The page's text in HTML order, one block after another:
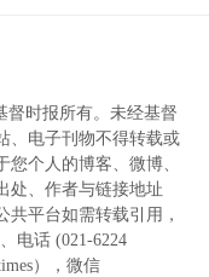
督时报所有。未经基督
、电子刊物不得转载或
个人的博客、微博、
处、作者与链接地址
共平台如需转载引用，
电话 (021-6224
），微信